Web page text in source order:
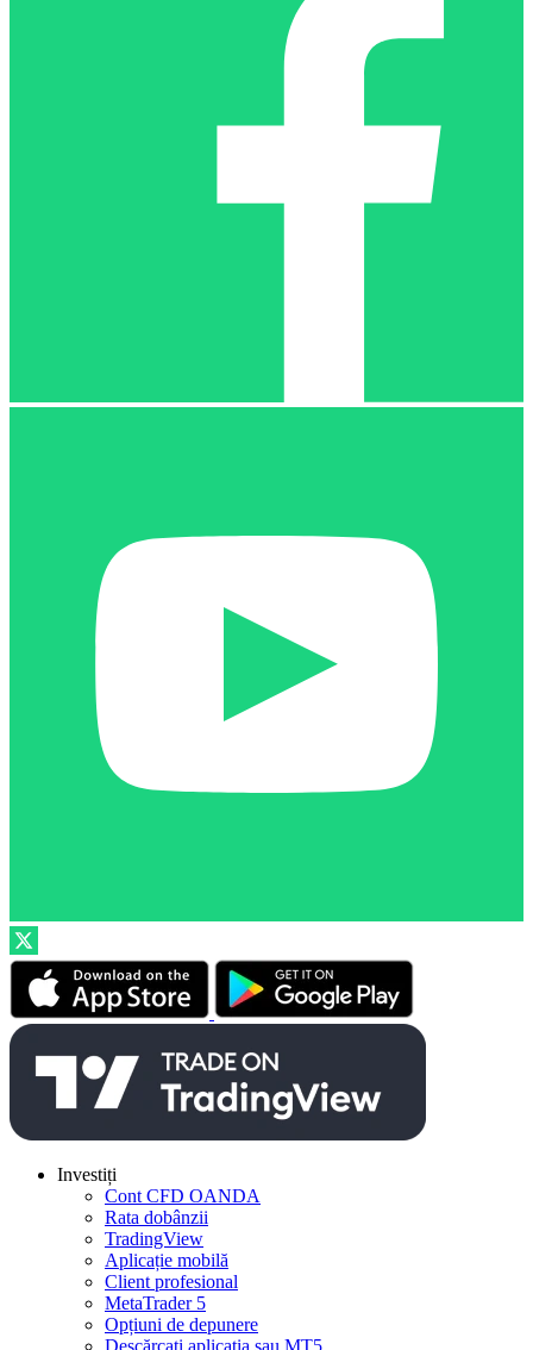
Investiți
Cont CFD OANDA
Rata dobânzii
TradingView
Aplicație mobilă
Client profesional
MetaTrader 5
Opțiuni de depunere